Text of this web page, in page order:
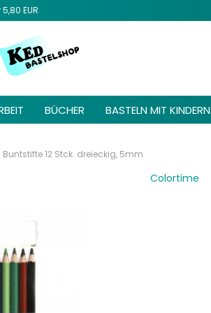
EUR
BÜCHER BASTELN MIT KINDERN
Buntstifte 12 Stck. dreieckig, 5mm
Colortime